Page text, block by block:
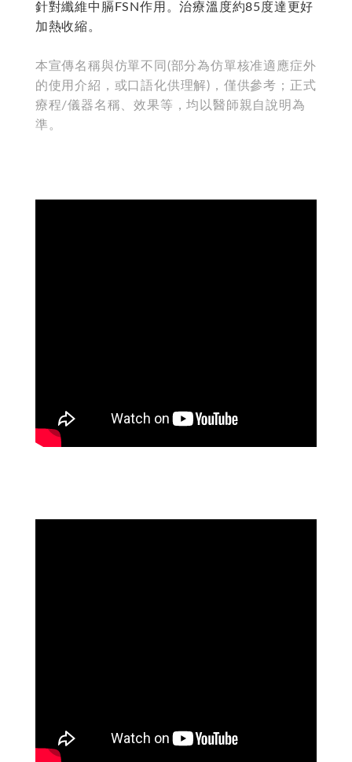
針對纖維中膈FSN作用。治療溫度約85度達更好
加熱收縮。
本宣傳名稱與仿單不同(部分為仿單核准適應症外
的使用介紹，或口語化供理解)，僅供參考；正式
療程/儀器名稱、效果等，均以醫師親自說明為
準。